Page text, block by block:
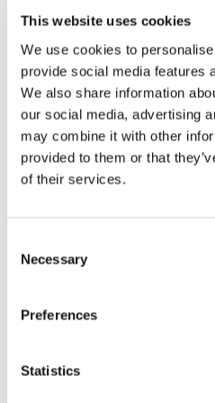
This website uses cookies
We use cookies to
provide social media features
We also share information
our social media, advertising
may combine it with other
provided to them or that
of their services.
Selection
Necessary
Preferences
Statistics